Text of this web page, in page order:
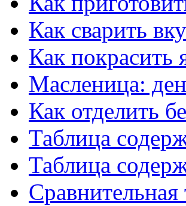
Как сварить
Как покрасить
Масленица:
Как отделить
Таблица
Таблица